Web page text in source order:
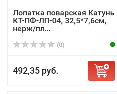
Лопатка поварская Катунь
КТ-ПФ-ЛП-04, 32,5*7,6см,
нерж/пл...
(0)
492,35 руб.